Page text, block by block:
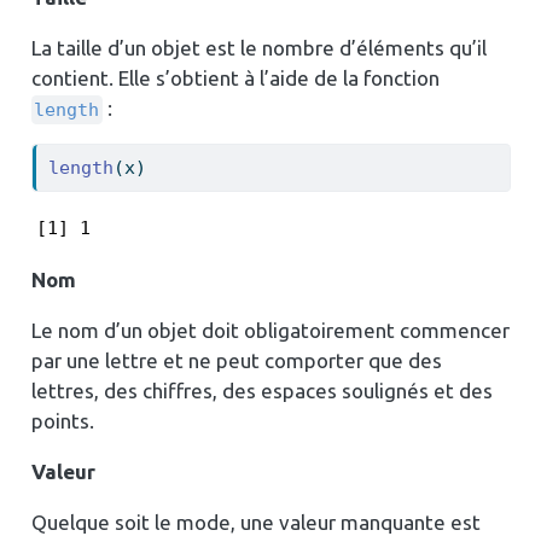
La taille d’un objet est le nombre d’éléments qu’il
contient. Elle s’obtient à l’aide de la fonction
length :
length (x)
[1] 1
Nom
Le nom d’un objet doit obligatoirement commencer
par une lettre et ne peut comporter que des
lettres, des chiffres, des espaces soulignés et des
points.
Valeur
Quelque soit le mode, une valeur manquante est